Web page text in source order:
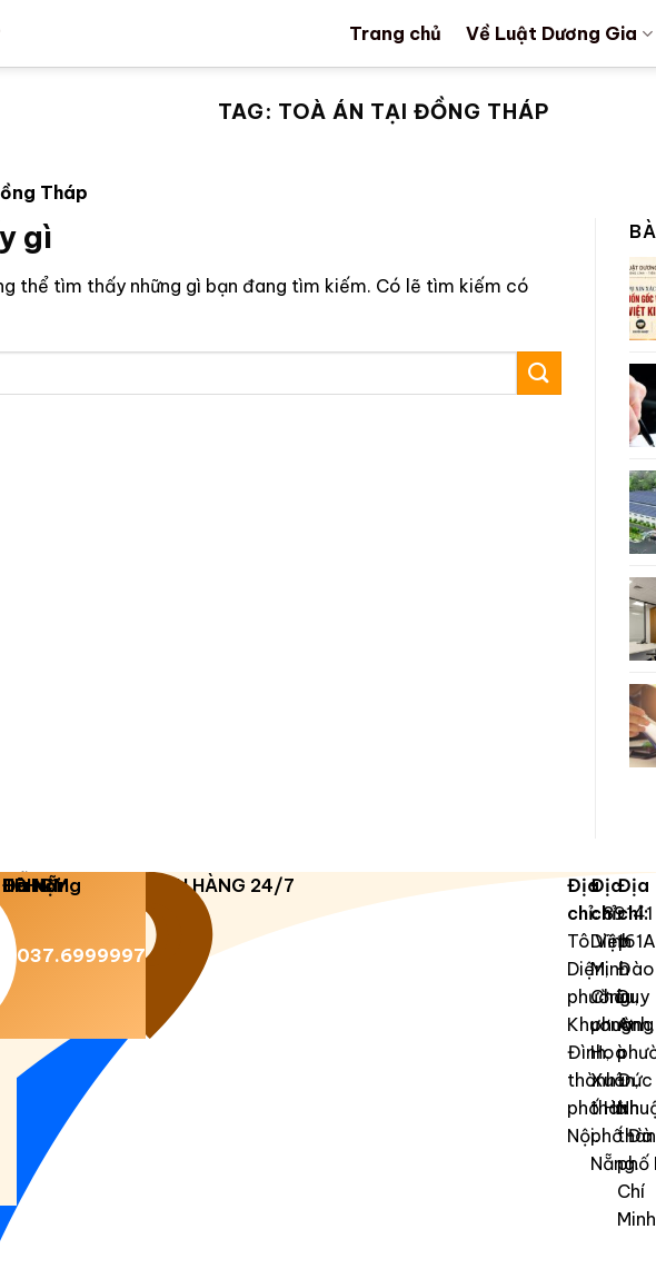
Trang chủ Về Luật Dương Gia
TAG: TOÀ ÁN TẠI ĐỒNG THÁP
Tháp
gì
thể tìm thấy những gì bạn đang tìm kiếm. Có lẽ tìm kiếm có
Gia